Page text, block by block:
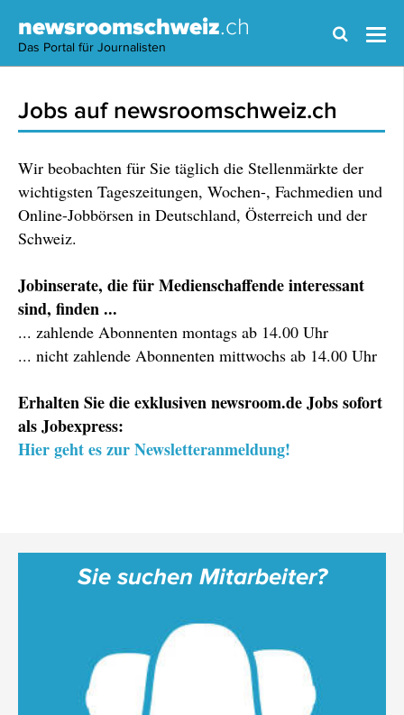
newsroomschweiz.ch
Das Portal für Journalisten
Jobs auf newsroomschweiz.ch
Wir beobachten für Sie täglich die Stellenmärkte der
wichtigsten Tageszeitungen, Wochen-, Fachmedien und
Online-Jobbörsen in Deutschland, Österreich und der
Schweiz.
Jobinserate, die für Medienschaffende interessant
sind, finden ...
... zahlende Abonnenten montags ab 14.00 Uhr
... nicht zahlende Abonnenten mittwochs ab 14.00 Uhr
Erhalten Sie die exklusiven newsroom.de Jobs sofort
als Jobexpress:
Hier geht es zur Newsletteranmeldung!
Sie suchen Mitarbeiter?